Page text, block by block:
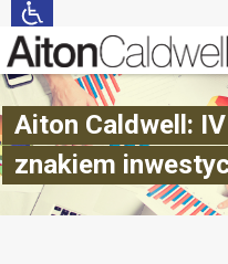
Aiton Caldwell:
znakiem